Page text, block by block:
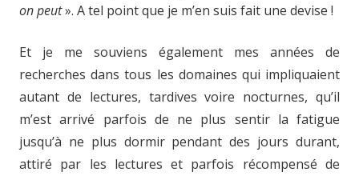
on peut». A tel point que je m’en suis fait une devise !
Et je me souviens également mes années de
recherches dans tous les domaines qui impliquaient
autant de lectures, tardives voire nocturnes, qu’il
m’est arrivé parfois de ne plus sentir la fatigue
jusqu’à ne plus dormir pendant des jours durant,
attiré par les lectures et parfois récompensé de